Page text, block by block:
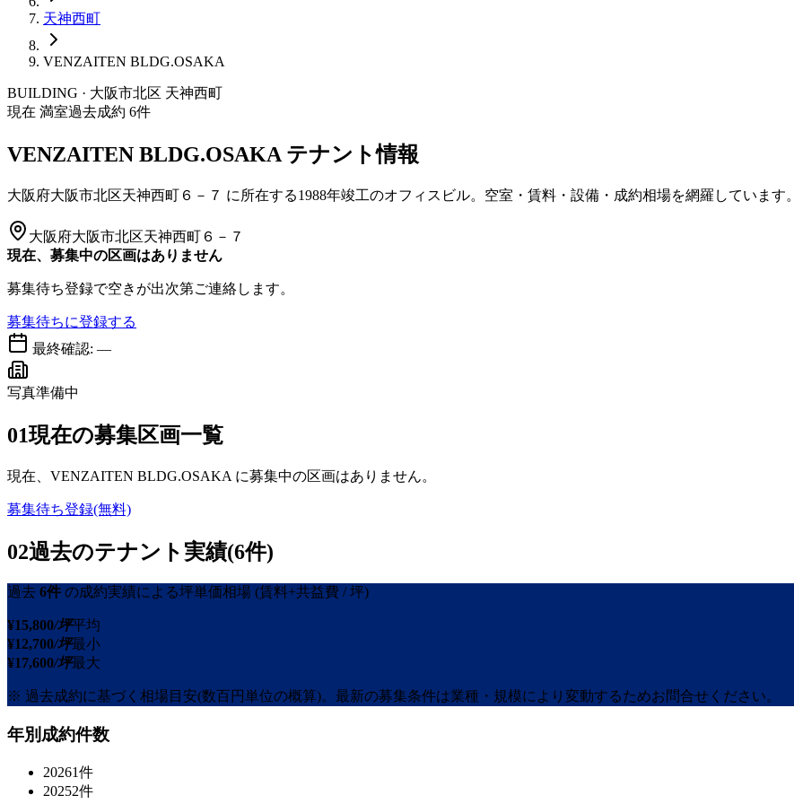
天神西町
VENZAITEN BLDG.OSAKA
BUILDING · 大阪市北区 天神西町
現在 満室過去成約 6件
VENZAITEN BLDG.OSAKA テナント情報
大阪府大阪市北区天神西町６－７ に所在する1988年竣工のオフィスビル。空室・賃料・設備・成約相場を網羅しています。
大阪府大阪市北区天神西町６－７
現在、募集中の区画はありません
募集待ち登録で空きが出次第ご連絡します。
募集待ちに登録する
最終確認: —
写真準備中
01現在の募集区画一覧
現在、 VENZAITEN BLDG.OSAKA に募集中の区画はありません。
募集待ち登録(無料)
02過去のテナント実績(6件)
過去 6件 の成約実績による坪単価相場 (賃料+共益費 / 坪)
¥15,800/坪平均
¥12,700/坪最小
¥17,600/坪最大
※ 過去成約に基づく相場目安(数百円単位の概算)。最新の募集条件は業種・規模により変動するためお問合せください。
年別成約件数
20261件
20252件